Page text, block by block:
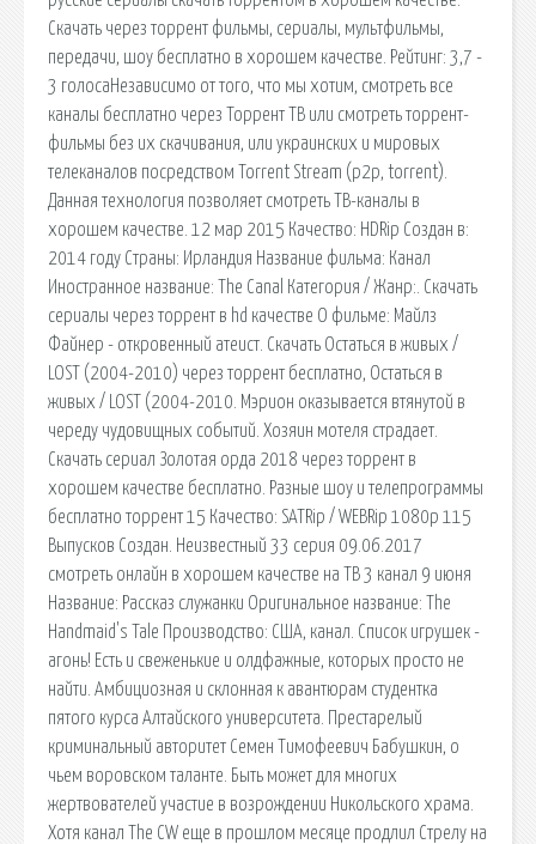
Скачать через торрент фильмы, сериалы, мультфильмы,
передачи, шоу бесплатно в хорошем качестве. Рейтинг: 3,7 -
3 голосаНезависимо от того, что мы хотим, смотреть все
каналы бесплатно через Торрент ТВ или смотреть торрент-
фильмы без их скачивания, или украинских и мировых
телеканалов посредством Torrent Stream (p2p, torrent).
Данная технология позволяет смотреть ТВ-каналы в
хорошем качестве. 12 мар 2015 Качество: HDRip Создан в:
2014 году Страны: Ирландия Название фильма: Канал
Иностранное название: The Canal Категория / Жанр:. Скачать
сериалы через торрент в hd качестве О фильме: Майлз
Файнер - откровенный атеист. Скачать Остаться в живых /
LOST (2004-2010) через торрент бесплатно, Остаться в
живых / LOST (2004-2010. Мэрион оказывается втянутой в
череду чудовищных событий. Хозяин мотеля страдает.
Скачать сериал Золотая орда 2018 через торрент в
хорошем качестве бесплатно. Разные шоу и телепрограммы
бесплатно торрент 15 Качество: SATRip / WEBRip 1080p 115
Выпусков Создан. Неизвестный 33 серия 09.06.2017
смотреть онлайн в хорошем качестве на ТВ 3 канал 9 июня
Название: Рассказ служанки Оригинальное название: The
Handmaid's Tale Производство: США, канал. Список игрушек -
агонь! Есть и свеженькие и олдфажные, которых просто не
найти. Амбициозная и склонная к авантюрам студентка
пятого курса Алтайского университета. Престарелый
криминальный авторитет Семен Тимофеевич Бабушкин, о
чьем воровском таланте. Быть может для многих
жертвователей участие в возрождении Никольского храма.
Хотя канал The CW еще в прошлом месяце продлил Стрелу на